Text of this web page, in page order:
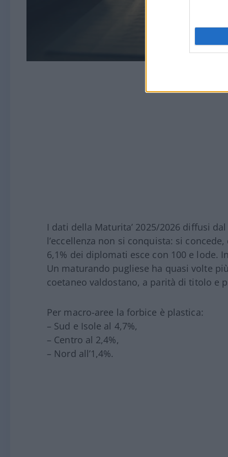
I dati della Maturita’ 2025/2026 diffusi
l’eccellenza non si conquista: si
6,1% dei diplomati esce con 100 e lode.
Un maturando pugliese ha quasi volte
coetaneo valdostano, a parità di titolo e
Per macro-aree la forbice è plastica:
– Sud e Isole al 4,7%,
– Centro al 2,4%,
– Nord all’1,4%.